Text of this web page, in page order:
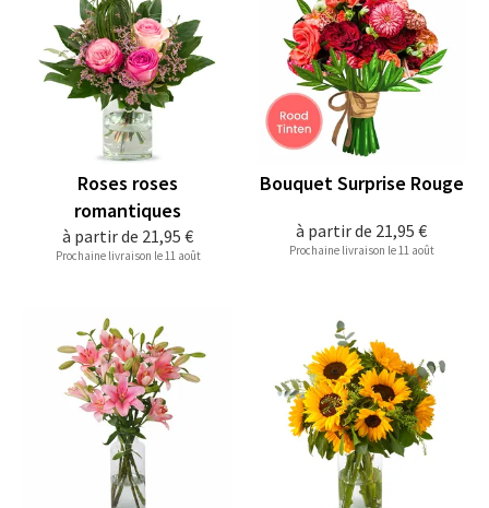
à partir de 21,95 €
Roses roses
romantiques
Prochaine livraison le 11 août
à partir de 21,95 €
Bouquet Surprise Rouge
Prochaine livraison le 11 août